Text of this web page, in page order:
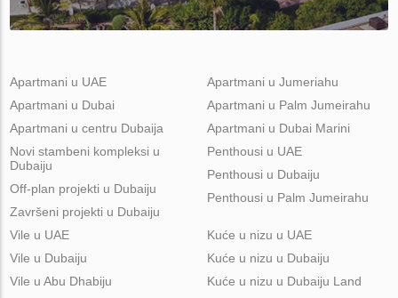
Apartmani u UAE
Apartmani u Dubai
Apartmani u centru Dubaija
Apartmani u Jumeriahu
Apartmani u Palm Jumeirahu
Apartmani u Dubai Marini
Novi stambeni kompleksi u
Dubaiju
Off-plan projekti u Dubaiju
Završeni projekti u Dubaiju
Penthousi u UAE
Penthousi u Dubaiju
Penthousi u Palm Jumeirahu
Vile u UAE
Vile u Dubaiju
Vile u Abu Dhabiju
Kuće u nizu u UAE
Kuće u nizu u Dubaiju
Kuće u nizu u Dubaiju Land